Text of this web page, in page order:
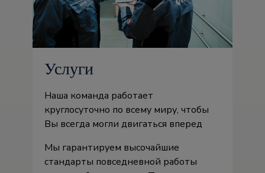
Услуги
Наша команда работает
круглосуточно по всему миру, чтобы
Вы всегда могли двигаться вперед
Мы гарантируем высочайшие
стандарты повседневной работы